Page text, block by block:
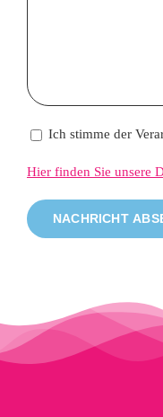
Ich stimme der
Hier finden Sie unsere